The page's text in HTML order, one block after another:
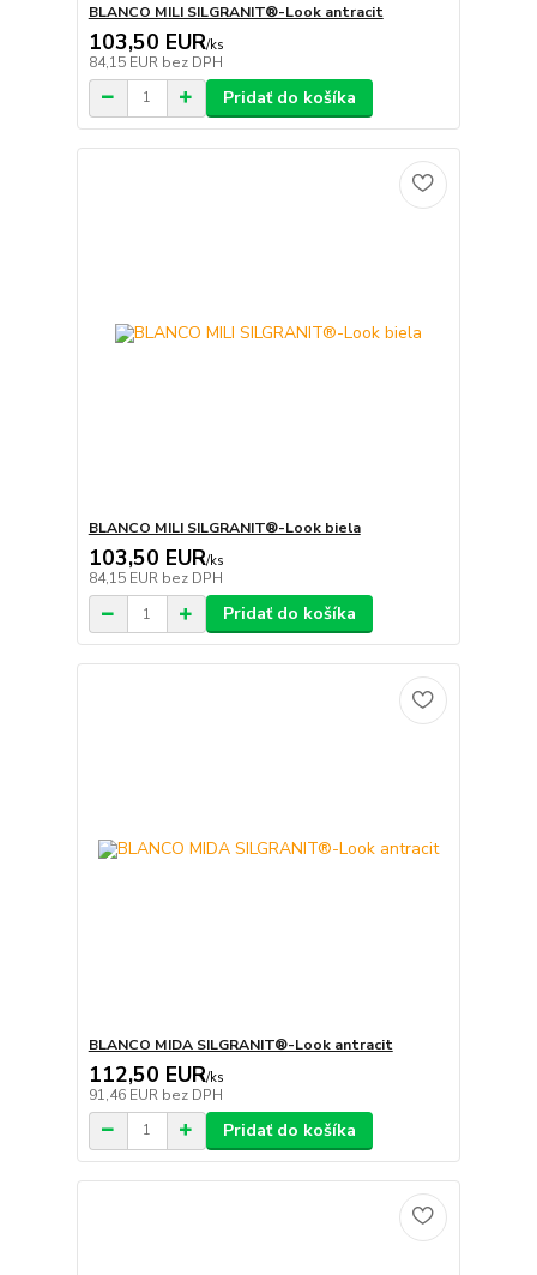
BLANCO MILI SILGRANIT®-Look antracit
103,50 EUR/ks
84,15 EUR bez DPH
Pridať do košíka
BLANCO MILI SILGRANIT®-Look biela
103,50 EUR/ks
84,15 EUR bez DPH
Pridať do košíka
BLANCO MIDA SILGRANIT®-Look antracit
112,50 EUR/ks
91,46 EUR bez DPH
Pridať do košíka